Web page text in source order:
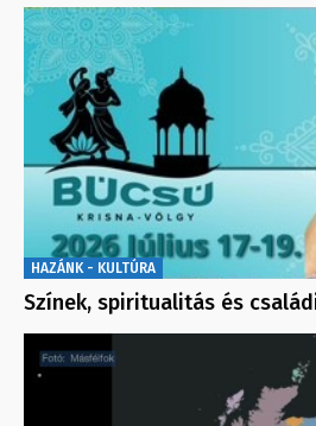
HAZÁNK - KULTÚRA
Színek, spiritualitás és